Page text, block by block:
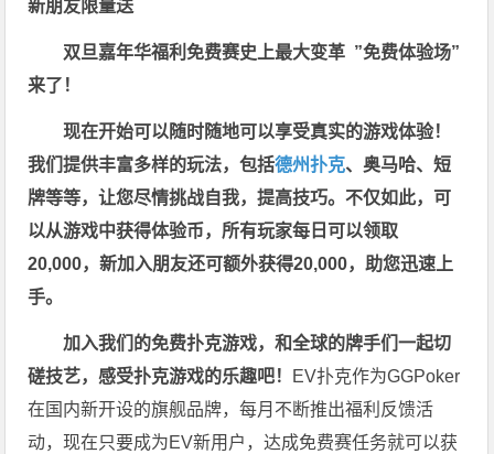
新朋友限量送
双旦嘉年华福利免费赛史上最大变革 ”免费体验场”
来了！
现在开始可以随时随地可以享受真实的游戏体验！
我们提供丰富多样的玩法，包括德州扑克、奥马哈、短
牌等等，让您尽情挑战自我，提高技巧。不仅如此， 可
以从游戏中获得体验币，所有玩家每日可以领取
20,000，新加入朋友还可额外获得20,000，助您迅速上
手。
加入我们的免费扑克游戏，和全球的牌手们一起切
磋技艺，感受扑克游戏的乐趣吧！ EV扑克作为GGPoker
在国内新开设的旗舰品牌，每月不断推出福利反馈活
动，现在只要成为EV新用户，达成免费赛任务就可以获